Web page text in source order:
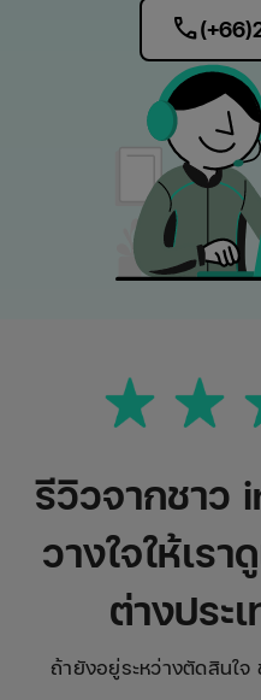
call
รีวิวจากชาว
วางใจให้เร
ต่างประ
ถ้ายังอยู่ระหว่างตัดสินใจ